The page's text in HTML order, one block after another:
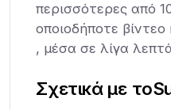
περισσότερες από
οποιοδήποτε
, μέσα σε λίγα
Σχετικά με το